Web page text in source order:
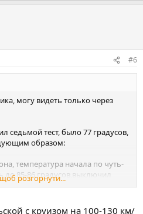
#6
могу видеть только через
седьмой тест, было 77 градусов,
образом:
температура начала по чуть-
до 85-86 градусов,выключил
небольшую пробку и
потом дошла до 90 и я приехал.
розгорнути...
с круизом на 100-130 км/